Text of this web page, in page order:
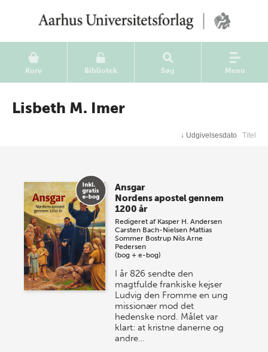
Kurv Bibliotek Søg Menu
Lisbeth M. Imer
↓ Udgivelsesdato Titel
Ansgar
Nordens apostel gennem
1200 år
Redigeret af Kasper H. Andersen
Carsten Bach-Nielsen Mattias
Sommer Bostrup Nils Arne
Pedersen
(bog + e-bog)
I år 826 sendte den
magtfulde frankiske kejser
Ludvig den Fromme en ung
missionær mod det
hedenske nord. Målet var
klart: at kristne danerne og
andre…